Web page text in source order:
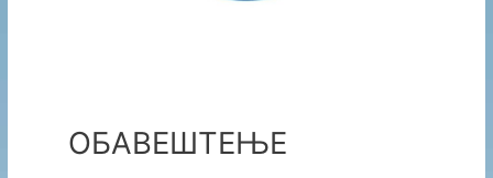
ОБАВЕШТЕЊЕ